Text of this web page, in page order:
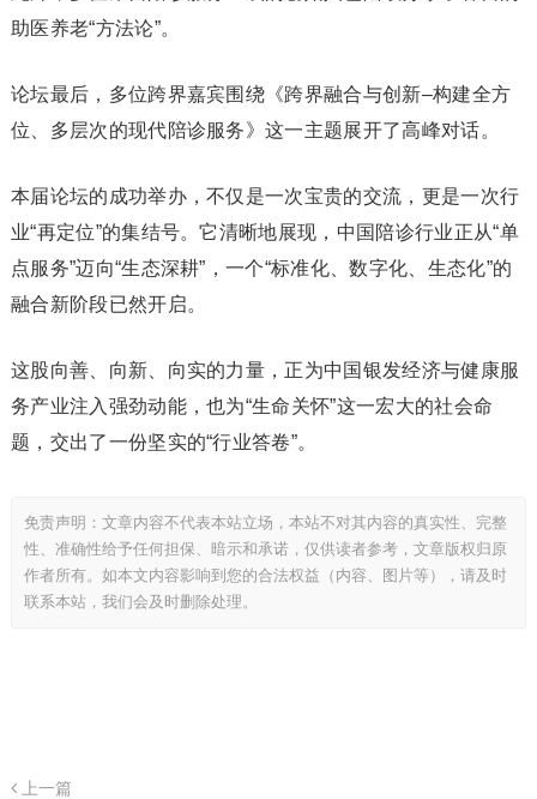
助医养老“方法论”。
论坛最后，多位跨界嘉宾围绕《跨界融合与创新–构建全方
位、多层次的现代陪诊服务》这一主题展开了高峰对话。
本届论坛的成功举办，不仅是一次宝贵的交流，更是一次行
业“再定位”的集结号。它清晰地展现，中国陪诊行业正从“单
点服务”迈向“生态深耕”，一个“标准化、数字化、生态化”的
融合新阶段已然开启。
这股向善、向新、向实的力量，正为中国银发经济与健康服
务产业注入强劲动能，也为“生命关怀”这一宏大的社会命
题，交出了一份坚实的“行业答卷”。
免责声明：文章内容不代表本站立场，本站不对其内容的真实性、完整
性、准确性给予任何担保、暗示和承诺，仅供读者参考，文章版权归原
作者所有。如本文内容影响到您的合法权益（内容、图片等），请及时
联系本站，我们会及时删除处理。
上一篇